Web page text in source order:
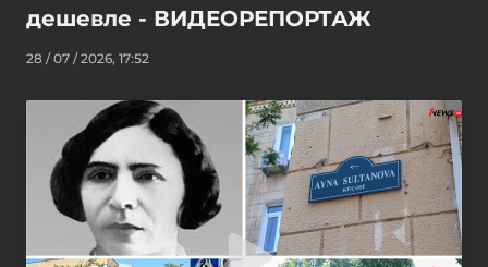
дешевле - ВИДЕОРЕПОРТАЖ
28 / 07 / 2026, 17:52